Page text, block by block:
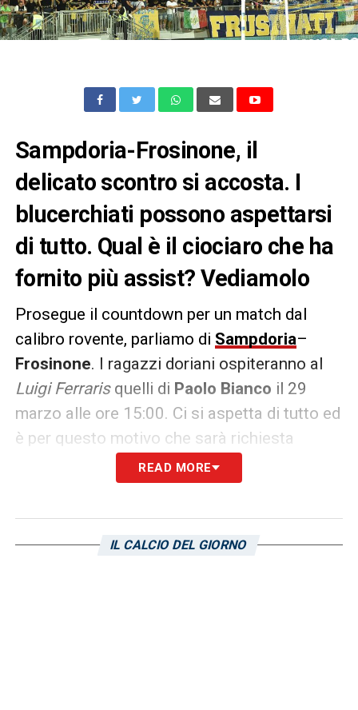
Sampdoria-Frosinone, il
delicato scontro si accosta. I
blucerchiati possono aspettarsi
di tutto. Qual è il ciociaro che ha
fornito più assist? Vediamolo
Prosegue il countdown per un match dal
calibro rovente, parliamo di Sampdoria–
Frosinone. I ragazzi doriani ospiteranno al
Luigi Ferrarisquelli di Paolo Bianco il 29
marzo alle ore 15:00. Ci si aspetta di tutto ed
è per questo motivo che sarà richiesta
estrema cautela e lucidità. Chi è il ciociaro
che ha fornito più assist nella corrente
Giuseppe Ambrosino
READ MORE
IL CALCIO DEL GIORNO